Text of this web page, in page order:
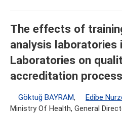
The effects of
analysis laboratories
Laboratories on
accreditation process
Göktuğ BAYRAM,
Edibe
Ministry Of Health, General